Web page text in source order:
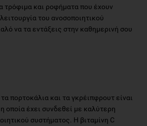
τρόφιμα και ροφήματα που έχουν
του ανοσοποιητικού
να τα εντάξεις στην καθημερινή σου
πορτοκάλια και τα γκρέιπφρουτ είναι
οποία έχει συνδεθεί με καλύτερη
συστήματος. Η βιταμίνη C